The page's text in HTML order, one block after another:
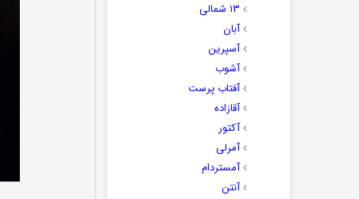
۱۳ شمالی
آبان
آسپرین
آشوب
آفتاب پرست
آقازاده
آکتور
آمرلی
آمستردام
آنتن